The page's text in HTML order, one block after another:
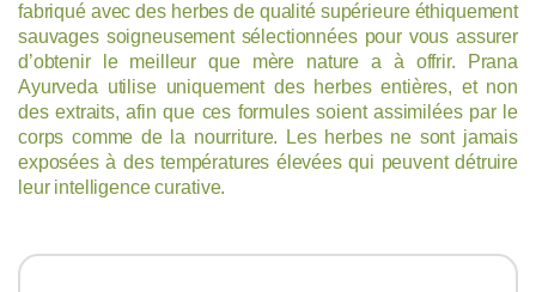
fabriqué avec des herbes de qualité supérieure éthiquement
sauvages soigneusement sélectionnées pour vous assurer
d’obtenir le meilleur que mère nature a à offrir. Prana
Ayurveda utilise uniquement des herbes entières, et non
des extraits, afin que ces formules soient assimilées par le
corps comme de la nourriture. Les herbes ne sont jamais
exposées à des températures élevées qui peuvent détruire
leur intelligence curative.